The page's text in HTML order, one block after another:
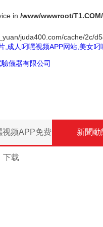
in /www/wwwroot/
juda400.com/cache/2c/
,成人叼嘿视频APP网站,美女
视频APP免费
下载
新聞動